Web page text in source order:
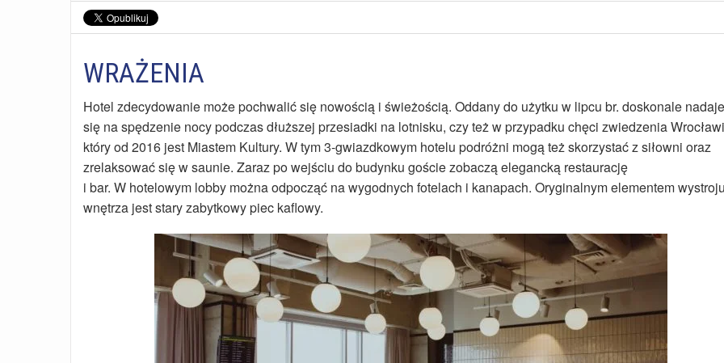
WRAŻENIA
Hotel zdecydowanie może pochwalić się nowością i świeżością. Oddany do użytku w lipcu br. doskonale nadaje
się na spędzenie nocy podczas dłuższej przesiadki na lotnisku, czy też w przypadku chęci zwiedzenia
który od 2016 jest Miastem Kultury. W tym 3-gwiazdkowym hotelu podróżni mogą też skorzystać z siłowni oraz
zrelaksować się w saunie. Zaraz po wejściu do budynku goście zobaczą elegancką restaurację
i bar. W hotelowym lobby można odpocząć na wygodnych fotelach i kanapach. Oryginalnym elementem wystroju
wnętrza jest stary zabytkowy piec kaflowy.